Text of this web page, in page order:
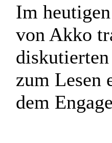
Im
von Akko
zum Lesen
dem